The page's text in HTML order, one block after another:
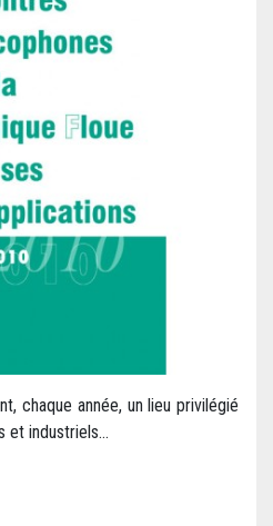
chaque année, un lieu privilégié
et industriels...